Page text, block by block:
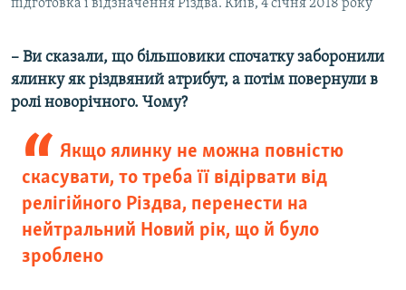
підготовка і відзначення Різдва. Київ, 4 січня 2018 року
– Ви сказали, що більшовики спочатку заборонили
ялинку як різдвяний атрибут, а потім повернули в
ролі новорічного. Чому?
Якщо ялинку не можна повністю
скасувати, то треба її відірвати від
релігійного Різдва, перенести на
нейтральний Новий рік, що й було
зроблено